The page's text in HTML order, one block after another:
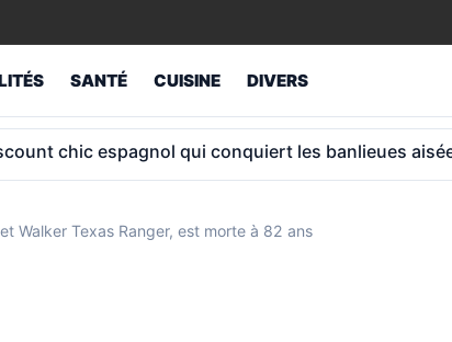
SANTÉ CUISINE DIVERS
pour retraités atteint 1 043 € et non 1 012 €
Walker Texas Ranger, est morte à 82 ans